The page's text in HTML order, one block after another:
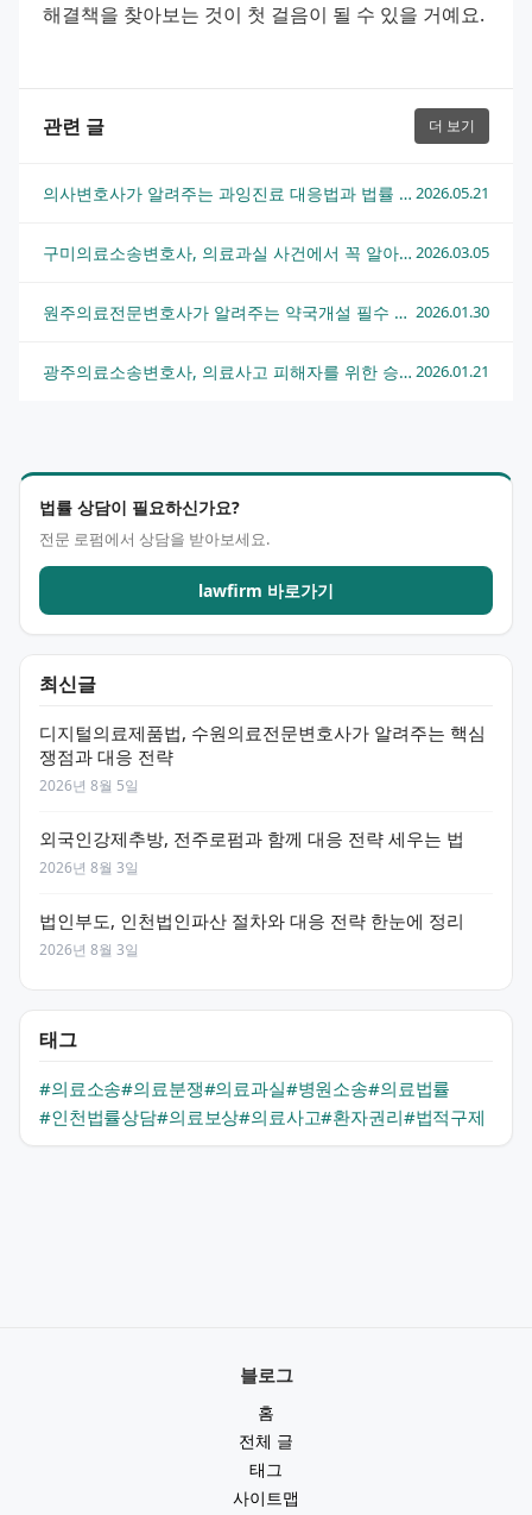
법률 상담이 필요하신가요?
전문 로펌에서 상담을 받아보세요.
lawfirm 바로가기
최신글
디지털의료제품법, 수원의료전문변호사가 알려주는 핵심
쟁점과 대응 전략
2026년 8월 5일
외국인강제추방, 전주로펌과 함께 대응 전략 세우는 법
2026년 8월 3일
법인부도, 인천법인파산 절차와 대응 전략 한눈에 정리
2026년 8월 3일
태그
#의료소송#의료분쟁#의료과실#병원소송#의료법률
#인천법률상담#의료보상#의료사고#환자권리#법적구제
해결책을 찾아보는 것이 첫 걸음이 될 수 있을 거예요.
관련 글 더 보기
의사변호사가 알려주는 과잉진료 대응법과 법률 상담 흐름 2026.05.21
구미의료소송변호사, 의료과실 사건에서 꼭 알아야 할 승소 전략 2026.03.05
원주의료전문변호사가 알려주는 약국개설 필수 가이드 2026.01.30
광주의료소송변호사, 의료사고 피해자를 위한 승소 전략 완벽 분석 2026.01.21
블로그
홈
전체 글
태그
사이트맵